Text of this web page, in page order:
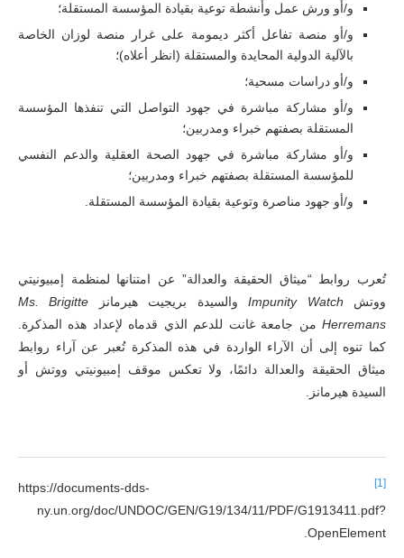
و/أو ورش عمل وأنشطة توعية بقيادة المؤسسة المستقلة؛
و/أو منصة تفاعل أكثر ديمومة على غرار منصة لوزان الخاصة
بالآلية الدولية المحايدة والمستقلة (انظر أعلاه)؛
و/أو دراسات مسحية؛
و/أو مشاركة مباشرة في جهود التواصل التي تنفذها المؤسسة
المستقلة بصفتهم خبراء ومدربين؛
و/أو مشاركة مباشرة في جهود الصحة العقلية والدعم النفسي
للمؤسسة المستقلة بصفتهم خبراء ومدربين؛
و/أو جهود مناصرة وتوعية بقيادة المؤسسة المستقلة.
تُعرب روابط “ميثاق الحقيقة والعدالة” عن امتنانها لمنظمة إمبيونيتي
ووتش Impunity Watchوالسيدة بريجيت هيرمانز Ms. Brigitte
Herremans من جامعة غانت للدعم الذي قدماه لإعداد هذه المذكرة.
كما تنوه إلى أن الآراء الواردة في هذه المذكرة تُعبر عن آراء روابط
ميثاق الحقيقة والعدالة دائمًا، ولا تعكس موقف إمبيونيتي ووتش أو
السيدة هيرمانز.
[1]
https://documents-dds-
ny.un.org/doc/UNDOC/GEN/G19/134/11/PDF/G1913411.pdf?
OpenElement.